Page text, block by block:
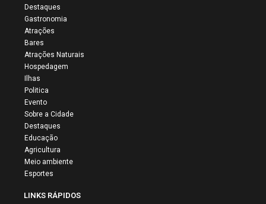
Destaques
Gastronomia
Atrações
Bares
Atrações Naturais
Hospedagem
Ilhas
Politica
Evento
Sobre a Cidade
Destaques
Educação
Agricultura
Meio ambiente
Esportes
LINKS RÁPIDOS